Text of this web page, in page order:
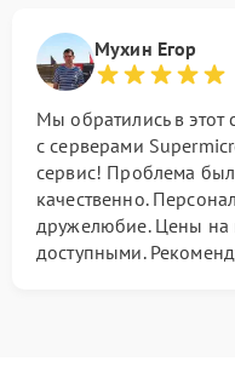
Мухин Егор
Мы обратились в этот
с серверами
сервис! Проблема
качественно.
дружелюбие. Цены на
доступными.